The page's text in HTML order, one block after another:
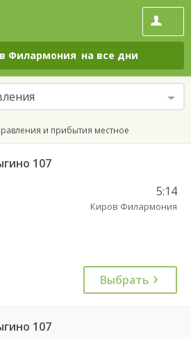
Филармония на все дни
и прибытия местное
107
5:14
Киров Филармония
Выбрать
107